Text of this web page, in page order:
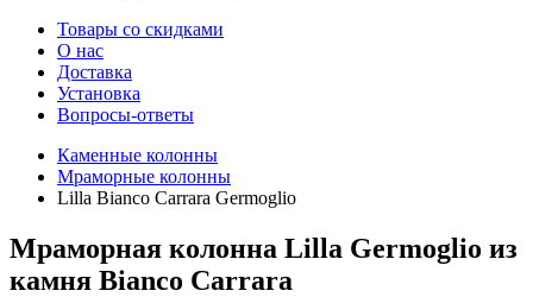
Товары со скидками
О нас
Доставка
Установка
Вопросы-ответы
Каменные колонны
Мраморные колонны
Lilla Bianco Carrara Germoglio
Мраморная колонна Lilla Germoglio из
камня Bianco Carrara